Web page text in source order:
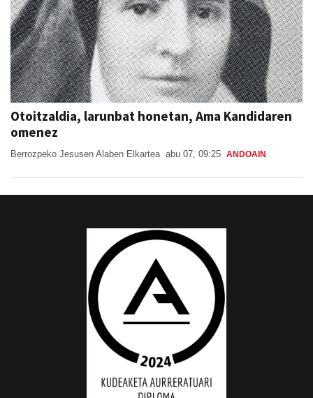
Otoitzaldia, larunbat honetan, Ama Kandidaren
omenez
Berrozpeko Jesusen Alaben Elkartea abu 07, 09:25 ANDOAIN